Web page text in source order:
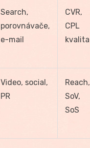
Search,
porovnávače,
e-mail
CVR,
CPL
kvalita
Video, social,
PR
Reach,
SoV,
SoS